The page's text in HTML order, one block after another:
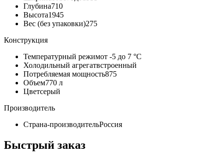
Глубина710
Высота1945
Вес (без упаковки)275
Конструкция
Температурный режимот -5 до 7 °C
Холодильный агрегатвстроенный
Потребляемая мощность875
Объем770 л
Цветсерый
Производитель
Страна-производительРоссия
Быстрый заказ